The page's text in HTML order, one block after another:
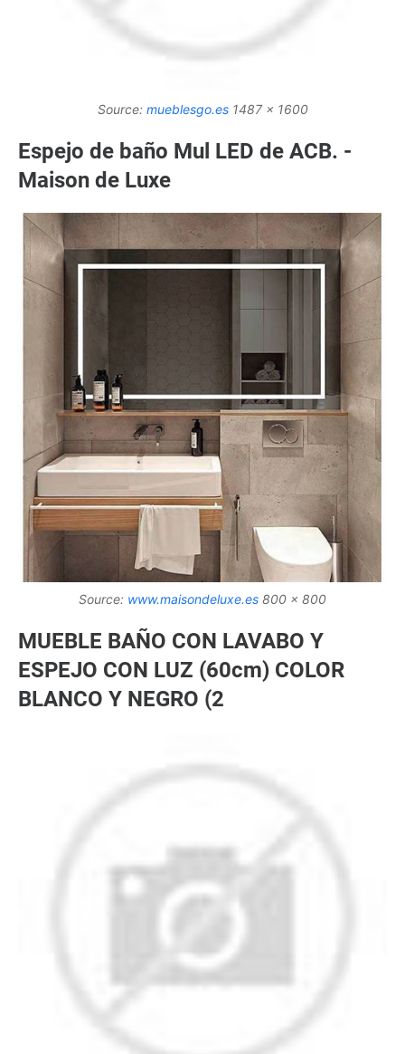
Source: mueblesgo.es1487 x 1600
Espejo de baño Mul LED de ACB. -
Maison de Luxe
Source: www.maisondeluxe.es 800 x 800
MUEBLE BAÑO CON LAVABO Y
ESPEJO CON LUZ (60cm) COLOR
BLANCO Y NEGRO (2